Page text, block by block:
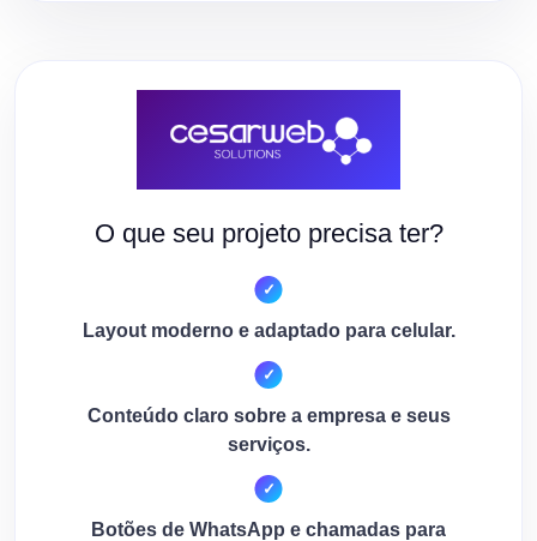
O que seu projeto precisa ter?
Layout moderno e adaptado para celular.
Conteúdo claro sobre a empresa e seus
serviços.
Botões de WhatsApp e chamadas para